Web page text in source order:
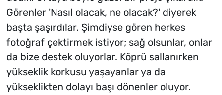
Görenler 'Nasıl olacak, ne olacak?' diyerek
başta şaşırdılar. Şimdiyse gören herkes
fotoğraf çektirmek istiyor; sağ olsunlar, onlar
da bize destek oluyorlar. Köprü sallanırken
yükseklik korkusu yaşayanlar ya da
yükseklikten dolayı başı dönenler oluyor.